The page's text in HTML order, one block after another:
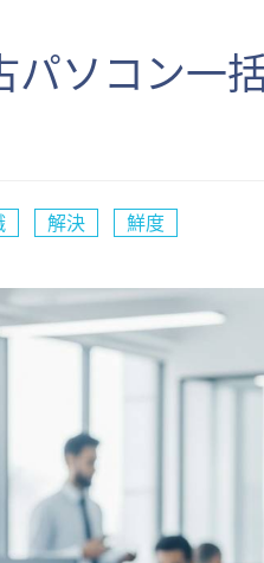
ソコン一
解決 鮮度